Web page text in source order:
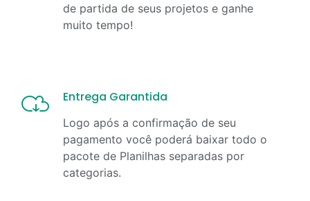
de partida de seus projetos e ganhe
muito tempo!
Entrega Garantida
Logo após a confirmação de seu
pagamento você poderá baixar todo o
pacote de Planilhas separadas por
categorias.